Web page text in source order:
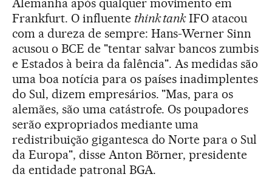
Alemanha após qualquer movimento em
Frankfurt. O influente think tankIFO atacou
com a dureza de sempre: Hans-Werner Sinn
acusou o BCE de "tentar salvar bancos zumbis
e Estados à beira da falência". As medidas são
uma boa notícia para os países inadimplentes
do Sul, dizem empresários. "Mas, para os
alemães, são uma catástrofe. Os poupadores
serão expropriados mediante uma
redistribuição gigantesca do Norte para o Sul
da Europa", disse Anton Börner, presidente
da entidade patronal BGA.